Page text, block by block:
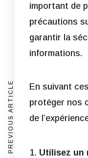
important de
précautions
garantir la
informations.
En suivant
protéger nos
de
Utilisez un
PREVIOUS ARTICLE